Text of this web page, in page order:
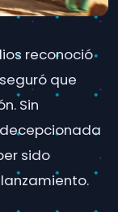
reconoció
que
Sin
sido